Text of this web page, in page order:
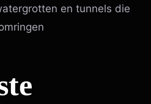
en tunnels die